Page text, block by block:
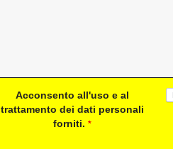
Acconsento all'uso e al
trattamento dei dati personali
forniti.*